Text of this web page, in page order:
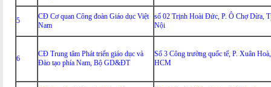
5
CĐ Cơ quan Công đoàn Giáo dục Việt
Nam
số 02 Trịnh Hoài Đức, P. Ô Chợ Dừa,
Nội
6
CĐ Trung tâm Phát triển giáo dục và
Đào tạo phía Nam, Bộ GD&ĐT
Số 3 Công trường quốc tế, P. Xuân
HCM